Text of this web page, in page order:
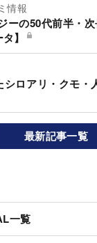
情報
ーの50代前半・
】
シロアリ・クモ・
最新記事一覧
一覧